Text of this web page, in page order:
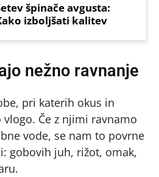
špinače avgusta:
izboljšati kalitev
nežno ravnanje
pri katerih okus in
Če z njimi ravnamo
vode, se nam to povrne
gobovih juh, rižot, omak,